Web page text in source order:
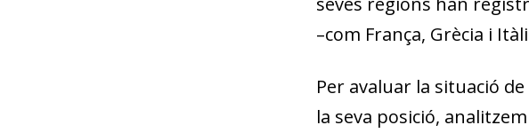
–com França, Grècia i
Per avaluar la situació
la seva posició,